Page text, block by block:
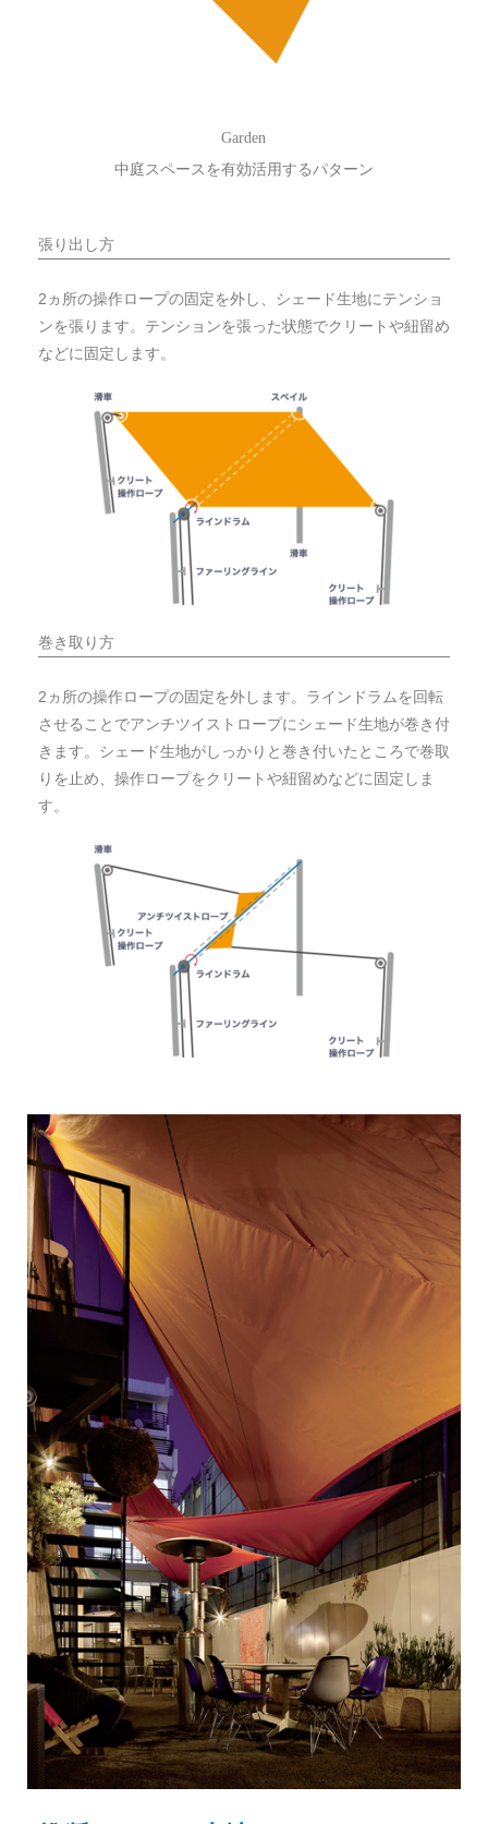
Garden
中庭スペースを有効活用するパターン
張り出し方
2ヵ所の操作ロープの固定を外し、シェード生地にテンショ
ンを張ります。テンションを張った状態でクリートや紐留め
などに固定します。
巻き取り方
2ヵ所の操作ロープの固定を外します。ラインドラムを回転
させることでアンチツイストロープにシェード生地が巻き付
きます。シェード生地がしっかりと巻き付いたところで巻取
りを止め、操作ロープをクリートや紐留めなどに固定しま
す。